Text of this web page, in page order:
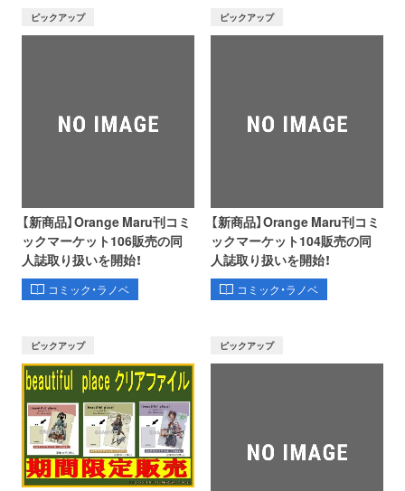
ピックアップ
【新商品】Orange Maru刊コミ
ックマーケット106販売の同
人誌取り扱いを開始！
コミック・ラノベ
ピックアップ
【新商品】Orange Maru刊コミ
ックマーケット104販売の同
人誌取り扱いを開始！
コミック・ラノベ
ピックアップ ピックアップ